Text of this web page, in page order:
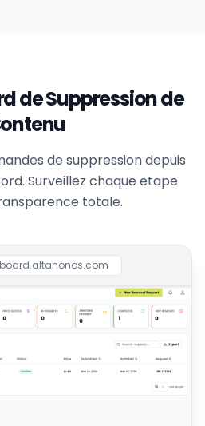
de Suppression de
de suppression depuis
Surveillez chaque etape
totale.